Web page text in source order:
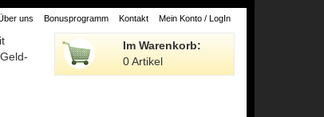
uns Bonusprogramm Kontakt Mein Konto / LogIn
Im Warenkorb:
0 Artikel